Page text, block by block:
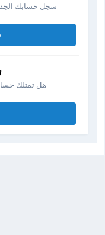
سجل حسابك
هل تمتلك